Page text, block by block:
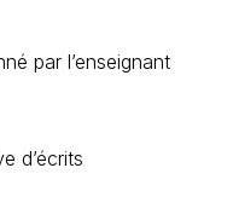
par l’enseignant
d’écrits